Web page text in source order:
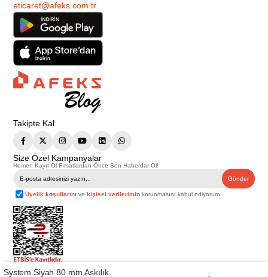
eticaret@afeks.com.tr
Takipte Kal
Size Özel Kampanyalar
Hemen Kayıt Ol Fırsatlardan Önce Sen Haberdar Ol!
Gönder
Üyelik koşullarını vekişisel verilerimin korunmasını kabul ediyorum.
System Siyah 80 mm Askılık